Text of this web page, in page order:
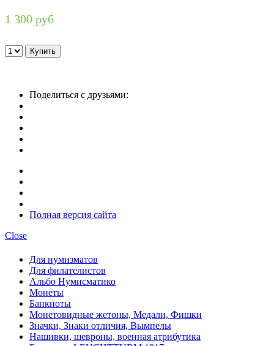
1 300 руб
Поделиться с друзьями:
Полная версия сайта
Close
Для нумизматов
Для филателистов
Альбо Нумисматико
Монеты
Банкноты
Монетовидные жетоны, Медали, Фишки
Значки, Знаки отличия, Вымпелы
Нашивки, шевроны, военная атрибутика